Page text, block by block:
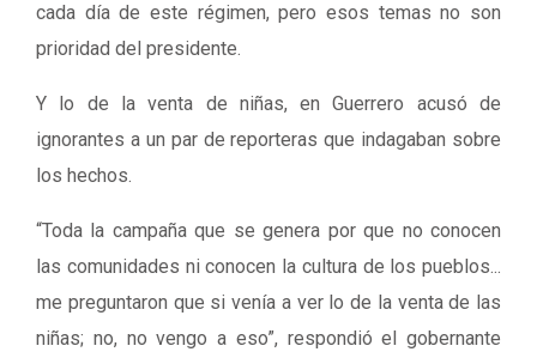
cada día de este régimen, pero esos temas no son
prioridad del presidente.
Y lo de la venta de niñas, en Guerrero acusó de
ignorantes a un par de reporteras que indagaban sobre
los hechos.
“Toda la campaña que se genera por que no conocen
las comunidades ni conocen la cultura de los pueblos...
me preguntaron que si venía a ver lo de la venta de las
niñas; no, no vengo a eso”, respondió el gobernante